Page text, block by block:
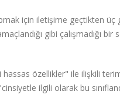
için iletişime geçtikten üç
gibi çalışmadığı
özellikler" ile ilişkili
ilgili olarak bu